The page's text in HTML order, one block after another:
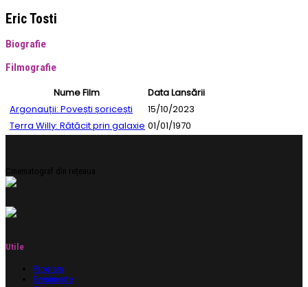
Eric Tosti
Biografie
Filmografie
Nume Film
Data Lansării
Argonauții: Povești șoricești
15/10/2023
Terra Willy: Rătăcit prin galaxie 01/01/1970
Cinematograf din rețeaua
Utile
Program
Evenimente